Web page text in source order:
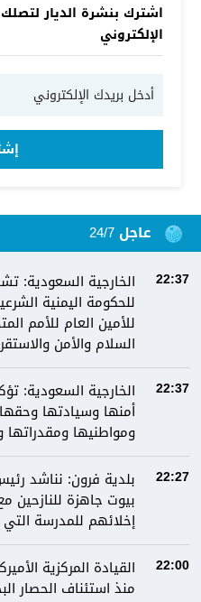
اشترك بنشرة الديار لتصلك
الإلكتروني
عاجل 24/7
22:37
الخارجية السعودية:
للحكومة اليمنية
للأمين العام للأمم
السلام والأمن
22:37
الخارجية السعودية:
أمنها وسيادتها
ومواطنيها
22:27
بلدية فرون: نناشد
بيوت جاهزة للنازحين
إخلائهم للمدرسة
22:00
منذ استئناف الحصار